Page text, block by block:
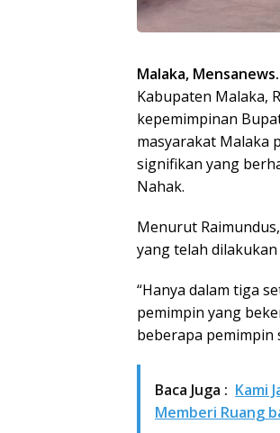
Malaka,
Kabupaten Malaka,
kepemimpinan
masyarakat Malaka
signifikan yang
Nahak.
Menurut
yang telah
“Hanya dalam tiga
pemimpin yang
beberapa pemimpin
Baca Juga : Kami
Memberi Ruang